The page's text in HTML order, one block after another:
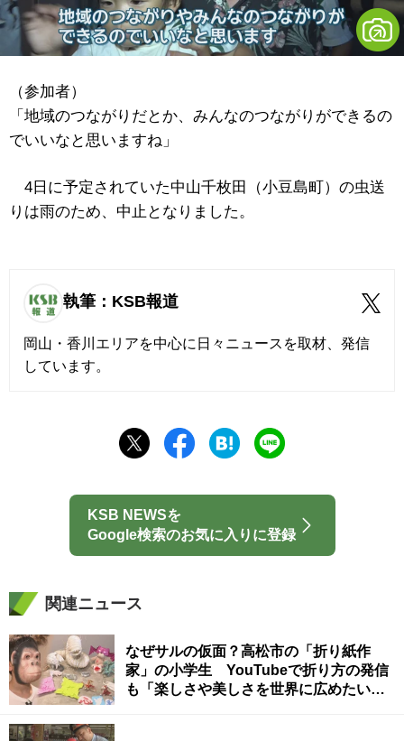
（参加者）
「地域のつながりだとか、みんなのつながりができるの
でいいなと思いますね」
4日に予定されていた中山千枚田（小豆島町）の虫送
りは雨のため、中止となりました。
執筆：KSB報道
岡山・香川エリアを中心に日々ニュースを取材、発信
しています。
KSB NEWSを
Google検索のお気に入りに登録
関連ニュース
なぜサルの仮面？高松市の「折り紙作
家」の小学生 YouTubeで折り方の発信
も「楽しさや美しさを世界に広めたい」